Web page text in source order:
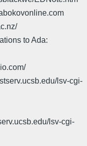
to Ada:
lsv-cgi-
lsv-cgi-